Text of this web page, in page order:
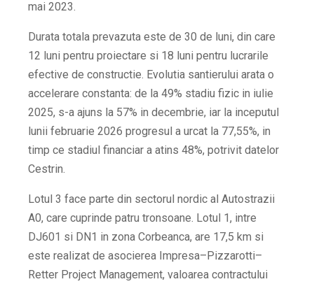
mai 2023.
Durata totala prevazuta este de 30 de luni, din care
12 luni pentru proiectare si 18 luni pentru lucrarile
efective de constructie. Evolutia santierului arata o
accelerare constanta: de la 49% stadiu fizic in iulie
2025, s-a ajuns la 57% in decembrie, iar la inceputul
lunii februarie 2026 progresul a urcat la 77,55%, in
timp ce stadiul financiar a atins 48%, potrivit datelor
Cestrin.
Lotul 3 face parte din sectorul nordic al Autostrazii
A0, care cuprinde patru tronsoane. Lotul 1, intre
DJ601 si DN1 in zona Corbeanca, are 17,5 km si
este realizat de asocierea Impresa–Pizzarotti–
Retter Project Management, valoarea contractului